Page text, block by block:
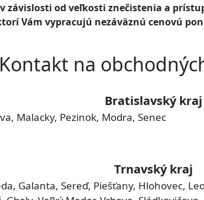
závislosti od veľkosti znečistenia a
Vám vypracujú nezáväznú cenovú
Kontakt na
Bratislavský kraj
Malacky, Pezinok, Modra, Senec
Trnavský kraj
Galanta, Sereď, Piešťany, Hlohovec,